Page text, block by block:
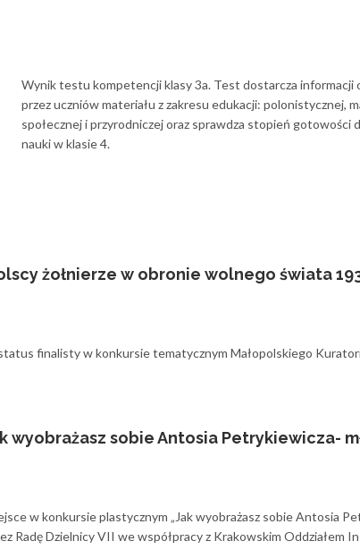
Wynik testu kompetencji klasy 3a. Test dostarcza informacji
przez uczniów materiału z zakresu edukacji: polonistycznej,
społecznej i przyrodniczej oraz sprawdza stopień gotowości
nauki w klasie 4.
żołnierze w obronie wolnego świata
finalisty w konkursie tematycznym Małopolskiego
wyobrażasz sobie Antosia Petrykiewicza-
w konkursie plastycznym „Jak wyobrażasz sobie Antosia
Radę Dzielnicy VII we współpracy z Krakowskim Oddziałem